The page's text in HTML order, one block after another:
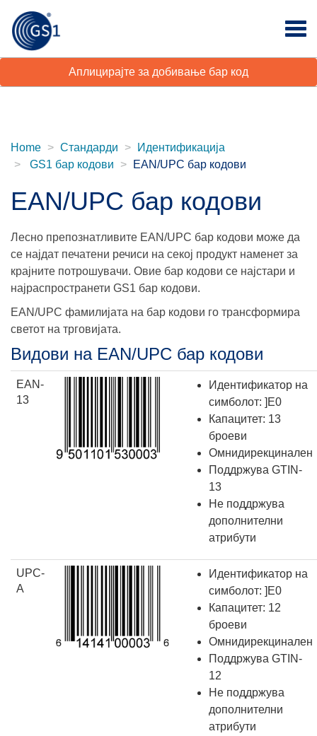
Аплицирајте за добивање бар код
Home Стандарди
Идентификација
GS1 бар кодови
EAN/UPC бар кодови
EAN/UPC бар кодови
Лесно препознатливите EAN/UPC бар кодови може да
се најдат печатени речиси на секој продукт наменет за
крајните потрошувачи. Овие бар кодови се најстари и
најраспространети GS1 бар кодови.
EAN/UPC фамилијата на бар кодови го трансформира
светот на трговијата.
Видови на EAN/UPC бар кодови
EAN-
13
Идентификатор на
симболот: ]E0
Капацитет: 13
броеви
Омнидирекцинален
Поддржува GTIN-
13
Не поддржува
дополнителни
атрибути
UPC-
A
Идентификатор на
симболот: ]E0
Капацитет: 12
броеви
Омнидирекцинален
Поддржува GTIN-
12
Не поддржува
дополнителни
атрибути